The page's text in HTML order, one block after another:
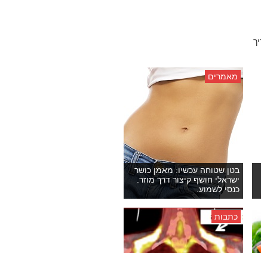
מאמרים
בטן שטוחה עכשיו: מאמן כושר
ישראלי חושף קיצור דרך מוזר.
כנסי לשמוע.
כתבות